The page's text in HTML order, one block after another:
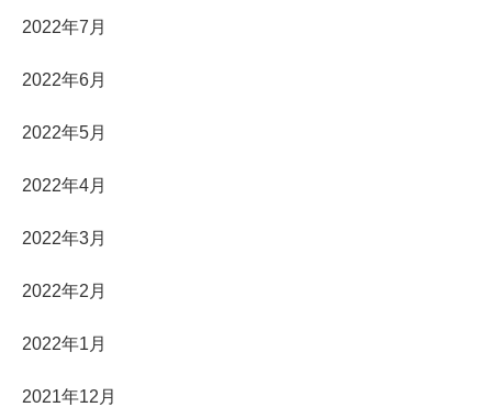
2022年7月
2022年6月
2022年5月
2022年4月
2022年3月
2022年2月
2022年1月
2021年12月